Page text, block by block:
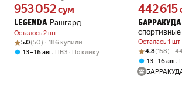
LEGENDA Рашгард
Осталось 2 шт
Цена 953052 сум вместо
953 052сум
Рейтинг товара: 5.0 из 5
Оценок: (50) · 186 купили
5.0(50) · 186 купили
13 – 16 авг, ПВЗ По клику
БАРРАКУДА
клапане
Осталась 1 шт
Цена 442615
442 615
Рейтинг
Оценок: (158)
4.8(158) ·
13 – 16 авг,